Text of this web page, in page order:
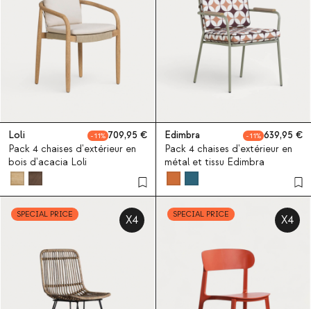
Loli 11
709,95
Pack 4 chaises d'extérieur en
bois d'acacia Loli
Edimbra 11
639,95
Pack 4 chaises d'extérieur en
métal et tissu Edimbra
SPECIAL PRICE X4 SPECIAL PRICE X4